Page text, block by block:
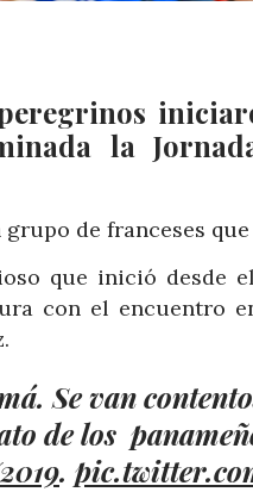
la
de franceses
que inició desde
con el encuentro
Se van
de los
.